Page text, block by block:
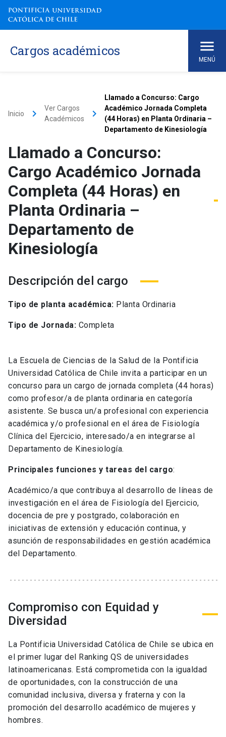
Cargos académicos
MENÚ
Inicio keyboard_arrow_right
Ver Cargos
Académicos
keyboard_arrow_right
Llamado a Concurso: Cargo
Académico Jornada Completa
(44 Horas) en Planta Ordinaria –
Departamento de Kinesiología
Llamado a Concurso:
Cargo Académico Jornada
Completa (44 Horas) en
Planta Ordinaria –
Departamento de
Kinesiología
Descripción del cargo
Tipo de planta académica: Planta Ordinaria
Tipo de Jornada: Completa
La Escuela de Ciencias de la Salud de la Pontificia
Universidad Católica de Chile invita a participar en un
concurso para un cargo de jornada completa (44 horas)
como profesor/a de planta ordinaria en categoría
asistente. Se busca un/a profesional con experiencia
académica y/o profesional en el área de Fisiología
Clínica del Ejercicio, interesado/a en integrarse al
Departamento de Kinesiología.
Principales funciones y tareas del cargo:
Académico/a que contribuya al desarrollo de líneas de
investigación en el área de Fisiología del Ejercicio,
docencia de pre y postgrado, colaboración en
iniciativas de extensión y educación continua, y
asunción de responsabilidades en gestión académica
del Departamento.
Compromiso con Equidad y
Diversidad
La Pontificia Universidad Católica de Chile se ubica en
el primer lugar del Ranking QS de universidades
latinoamericanas. Está comprometida con la igualdad
de oportunidades, con la construcción de una
comunidad inclusiva, diversa y fraterna y con la
promoción del desarrollo académico de mujeres y
hombres.